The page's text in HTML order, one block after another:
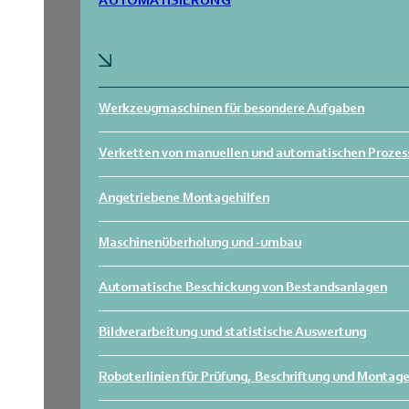
Werkzeugmaschinen für besondere Aufgaben
Verketten von manuellen und automatischen
Angetriebene Montagehilfen
Maschinenüberholung und -umbau
Automatische Beschickung von Bestandsanlagen
Bildverarbeitung und statistische Auswertung
Roboterlinien für Prüfung, Beschriftung und Montage